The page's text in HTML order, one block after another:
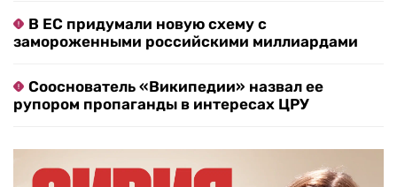
В ЕС придумали новую схему с
замороженными российскими миллиардами
Сооснователь «Википедии» назвал ее
рупором пропаганды в интересах ЦРУ